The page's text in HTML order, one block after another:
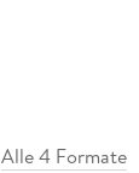
Alle 4 Formate